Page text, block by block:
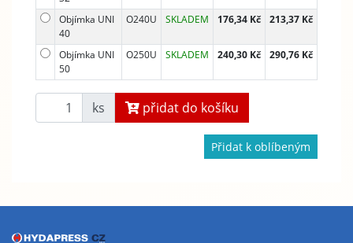
Objímka UNI
40
O240U SKLADEM 176,34 Kč 213,37 Kč
Objímka UNI
50
O250U SKLADEM 240,30 Kč 290,76 Kč
ks přidat do košíku
Přidat k oblíbeným